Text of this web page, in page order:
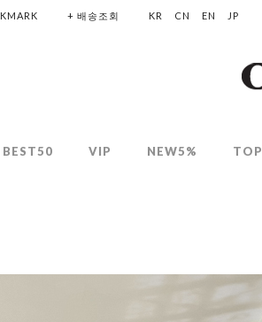
+ 배송조회 KR CN EN JP
BEST50 VIP NEW5% TOP